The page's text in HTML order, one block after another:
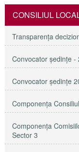
CONSILIUL
Transparenţa
Convocator ședințe -
Convocator ședințe
Componența
Componența
Sector 3